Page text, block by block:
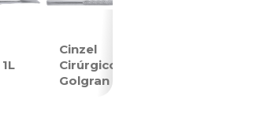
Cinzel
Cirúrgico 2G
Golgran